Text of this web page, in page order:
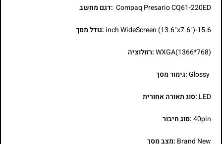
Compaq Presario CQ61-220ED :דגם מחשב
15.6-inch WideScreen (13.6"x7.6") :גודל מסך
WXGA(1366*768):רזולוציה
Glossy:גימור מסך
LED :סוג תאורה אחורית
40pin:סוג חיבור
Brand New :מצב מסך